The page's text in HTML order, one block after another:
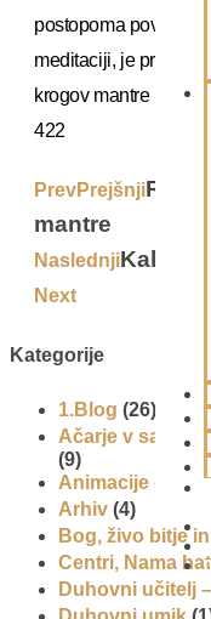
postopoma
meditaciji, je
krogov mantre Hare
422
PrevPrejšnji
mantre
NaslednjiKako si
Next
Kategorije
1.Blog (26)
Ačarje v
(9)
Animacije (1)
Arhiv (4)
Bog, živo bitje
Centri, Nama
Duhovni učitelj